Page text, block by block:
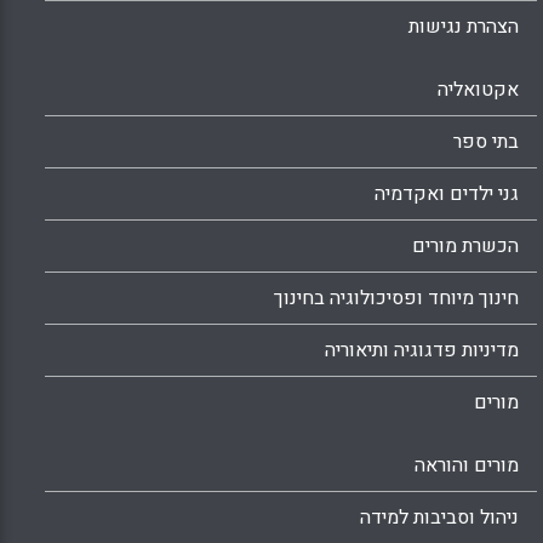
הצהרת נגישות
אקטואליה
בתי ספר
גני ילדים ואקדמיה
הכשרת מורים
חינוך מיוחד ופסיכולוגיה בחינוך
מדיניות פדגוגיה ותיאוריה
מורים
מורים והוראה
ניהול וסביבות למידה